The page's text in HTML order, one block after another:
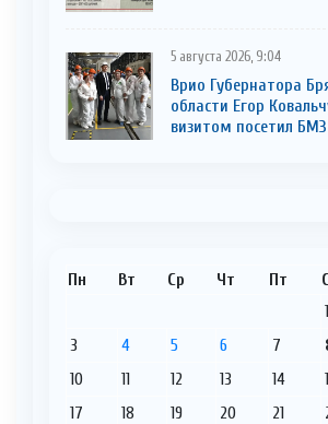
5 августа 2026, 9:04
Врио Губернатора
области Егор
визитом посетил БМЗ
Пн Вт Ср Чт Пт
1
3
4 5 6 7
10
11 12 13 14
17
18 19 20 21